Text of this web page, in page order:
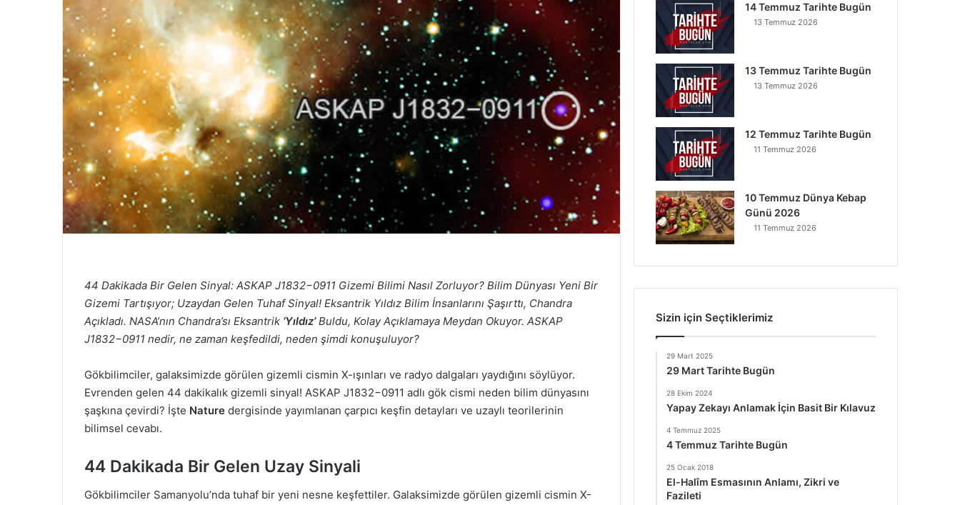
44 Dakikada Bir Gelen Sinyal: ASKAP J1832−0911 Gizemi Bilimi Nasıl Zorluyor? Bilim Dünyası Yeni Bir
Gizemi Tartışıyor; Uzaydan Gelen Tuhaf Sinyal! Eksantrik Yıldız Bilim İnsanlarını Şaşırttı, Chandra
Açıkladı. NASA’nın Chandra’sı Eksantrik ‘Yıldız’Buldu, Kolay Açıklamaya Meydan Okuyor. ASKAP
J1832−0911 nedir, ne zaman keşfedildi, neden şimdi konuşuluyor?
Gökbilimciler, galaksimizde görülen gizemli cismin X-ışınları ve radyo dalgaları yaydığını söylüyor.
Evrenden gelen 44 dakikalık gizemli sinyal! ASKAP J1832−0911 adlı gök cismi neden bilim dünyasını
şaşkına çevirdi? İşte Nature dergisinde yayımlanan çarpıcı keşfin detayları ve uzaylı teorilerinin
bilimsel cevabı.
44 Dakikada Bir Gelen Uzay Sinyali
Gökbilimciler Samanyolu’nda tuhaf bir yeni nesne keşfettiler. Galaksimizde görülen gizemli cismin X-
14 Temmuz Tarihte Bugün
13 Temmuz 2026
13 Temmuz Tarihte Bugün
13 Temmuz 2026
12 Temmuz Tarihte Bugün
11 Temmuz 2026
10 Temmuz Dünya Kebap
Günü 2026
11 Temmuz 2026
Sizin için Seçtiklerimiz
29 Mart 2025
29 Mart Tarihte Bugün
28 Ekim 2024
Yapay Zekayı Anlamak İçin Basit Bir Kılavuz
4 Temmuz 2025
4 Temmuz Tarihte Bugün
25 Ocak 2018
El-Halîm Esmasının Anlamı, Zikri ve
Fazileti